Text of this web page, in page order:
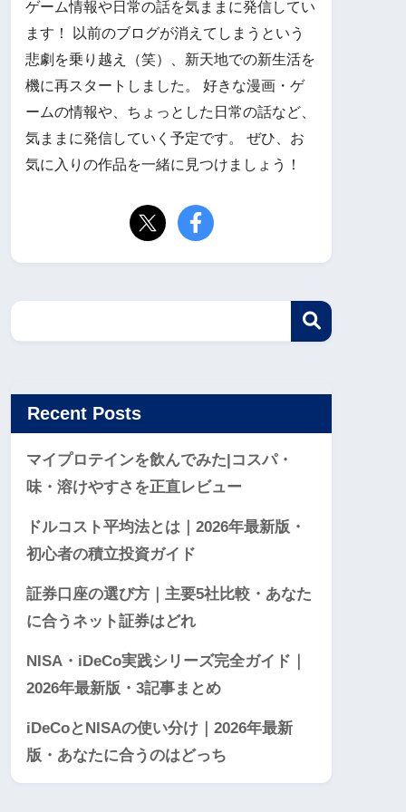
ゲーム情報や日常の話を気ままに発信してい
ます！ 以前のブログが消えてしまうという
悲劇を乗り越え（笑）、新天地での新生活を
機に再スタートしました。 好きな漫画・ゲ
ームの情報や、ちょっとした日常の話など、
気ままに発信していく予定です。 ぜひ、お
気に入りの作品を一緒に見つけましょう！
Recent Posts
マイプロテインを飲んでみた|コスパ・
味・溶けやすさを正直レビュー
ドルコスト平均法とは｜2026年最新版・
初心者の積立投資ガイド
証券口座の選び方｜主要5社比較・あなた
に合うネット証券はどれ
NISA・iDeCo実践シリーズ完全ガイド｜
2026年最新版・3記事まとめ
iDeCoとNISAの使い分け｜2026年最新
版・あなたに合うのはどっち